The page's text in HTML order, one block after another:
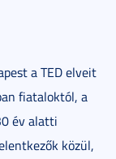
a TED elveit
fiataloktól, a
év alatti
közül,